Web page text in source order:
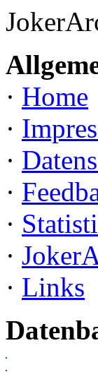
· Home
·
·
·
·
·
· Links